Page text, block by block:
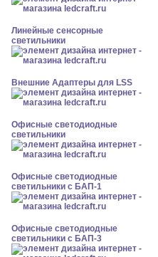
Линейные сенсорные
светильники
Внешние Адаптеры для LSS
Офисные светодиодные
светильники
Офисные светодиодные
светильники с БАП-1
Офисные светодиодные
светильники с БАП-3